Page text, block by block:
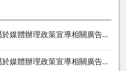
策宣導相關廣告彙整表（金門地檢署114年7月份）.pdf
策宣導相關廣告彙整表（金門地檢署114年7月份）.ods